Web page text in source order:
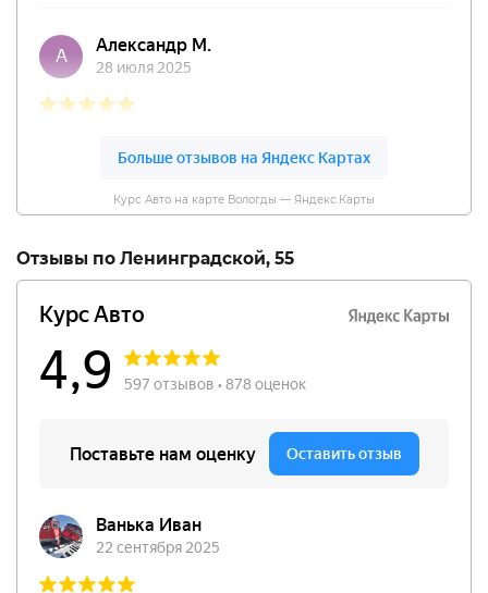
Курс Авто на карте Вологды — Яндекс.Карты
Отзывы по Ленинградской, 55